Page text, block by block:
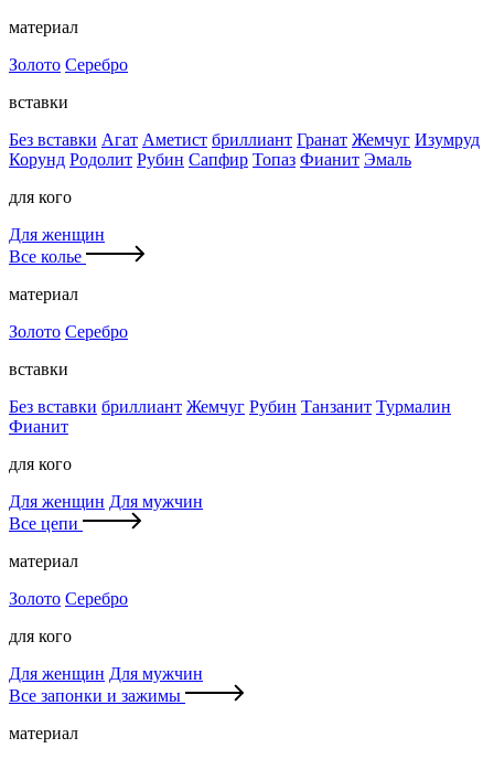
материал
Золото Серебро
вставки
Без вставки Агат Аметист бриллиант Гранат Жемчуг Изумруд
Корунд Родолит Рубин Сапфир Топаз Фианит Эмаль
для кого
Для женщин
Все колье
материал
Золото Серебро
вставки
Без вставки бриллиант Жемчуг Рубин Танзанит Турмалин
Фианит
для кого
Для женщин Для мужчин
Все цепи
материал
Золото Серебро
для кого
Для женщин Для мужчин
Все запонки и зажимы
материал